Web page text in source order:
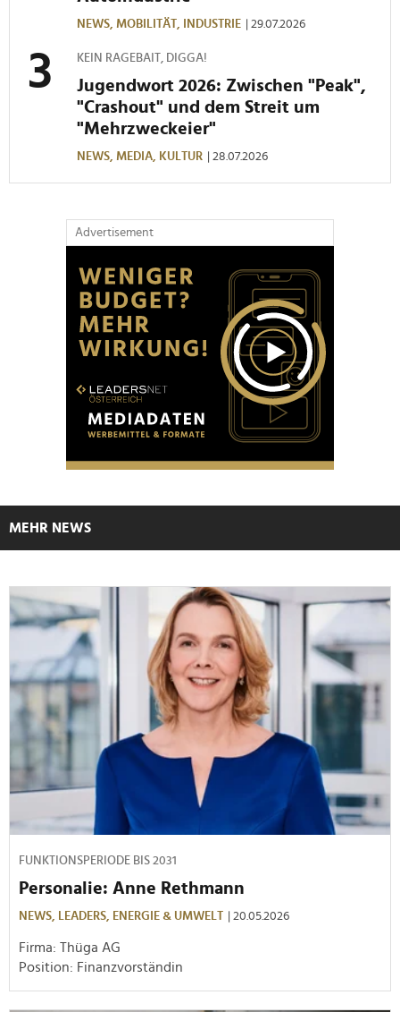
NEWS, MOBILITÄT, INDUSTRIE | 29.07.2026
KEIN RAGEBAIT, DIGGA!
Jugendwort 2026: Zwischen "Peak",
"Crashout" und dem Streit um
"Mehrzweckeier"
NEWS, MEDIA, KULTUR | 28.07.2026
Advertisement
MEHR NEWS
FUNKTIONSPERIODE BIS 2031
Personalie: Anne Rethmann
NEWS, LEADERS, ENERGIE & UMWELT | 20.05.2026
Firma: Thüga AG
Position: Finanzvorständin